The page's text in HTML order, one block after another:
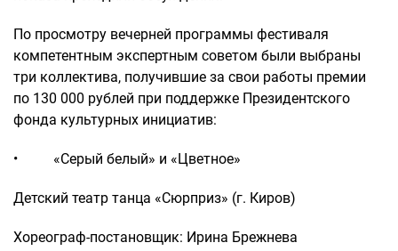
По просмотру вечерней программы фестиваля
компетентным экспертным советом были выбраны
три коллектива, получившие за свои работы премии
по 130 000 рублей при поддержке Президентского
фонда культурных инициатив:
• «Серый белый» и «Цветное»
Детский театр танца «Сюрприз» (г. Киров)
Хореограф-постановщик: Ирина Брежнева